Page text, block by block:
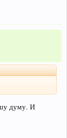
думу. И